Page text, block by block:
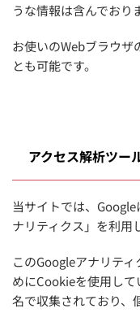
うな情報は含んでおり
お使いのWebブラウザ
とも可能です。
アクセス解析ツー
当サイトでは、
ナリティクス」を利用
このGoogleアナリテ
めにCookieを使用し
名で収集されており、